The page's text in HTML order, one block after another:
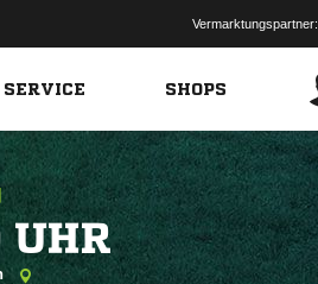
Vermarktungspartner:
SHOPS
